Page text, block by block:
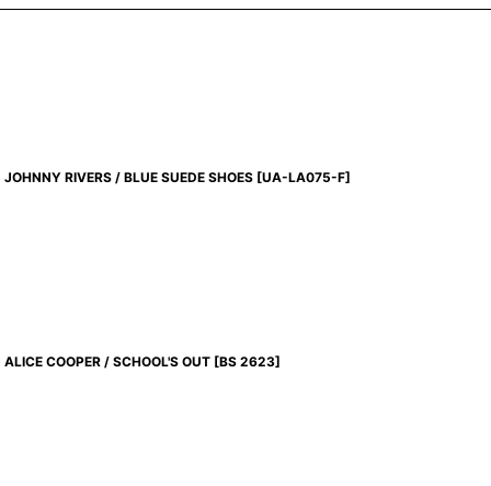
JOHNNY RIVERS / BLUE SUEDE SHOES [UA-LA075-F]
ALICE COOPER / SCHOOL'S OUT [BS 2623]